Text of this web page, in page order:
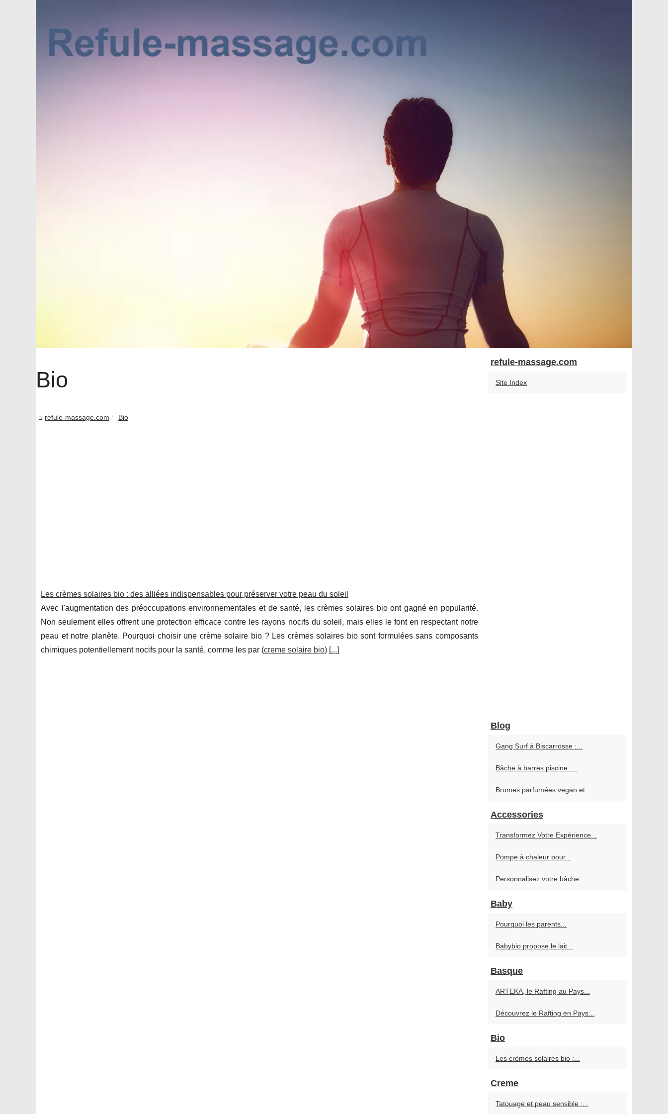
Bio
refule-massage.com Bio
Les crèmes solaires bio : des alliées indispensables pour préserver votre peau du soleil
Avec l'augmentation des préoccupations environnementales et de santé, les crèmes solaires bio ont gagné en popularité.
Non seulement elles offrent une protection efficace contre les rayons nocifs du soleil, mais elles le font en respectant notre
peau et notre planète. Pourquoi choisir une crème solaire bio ? Les crèmes solaires bio sont formulées sans composants
chimiques potentiellement nocifs pour la santé, comme les par (creme solaire bio) [...]
refule-massage.com
Site Index
Blog
Gang Surf à Biscarrosse :...
Bâche à barres piscine :...
Brumes parfumées vegan et...
Accessories
Transformez Votre Expérience...
Pompe à chaleur pour...
Personnalisez votre bâche...
Baby
Pourquoi les parents...
Babybio propose le lait...
Basque
ARTEKA, le Rafting au Pays...
Découvrez le Rafting en Pays...
Bio
Les crèmes solaires bio :...
Creme
Tatouage et peau sensible :...